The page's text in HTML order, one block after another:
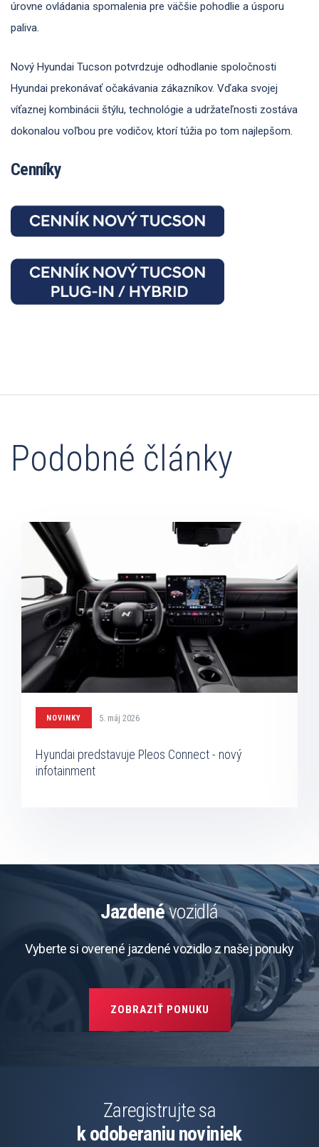
úrovne ovládania spomalenia pre väčšie pohodlie a úsporu
paliva.
Nový Hyundai Tucson potvrdzuje odhodlanie spoločnosti
Hyundai prekonávať očakávania zákazníkov. Vďaka svojej
víťaznej kombinácii štýlu, technológie a udržateľnosti zostáva
dokonalou voľbou pre vodičov, ktorí túžia po tom najlepšom.
Cenníky
Podobné články
NOVINKY 5. máj 2026
Hyundai predstavuje Pleos Connect - nový
infotainment
Jazdenévozidlá
Vyberte si overené jazdené vozidlo z našej ponuky
ZOBRAZIŤ PONUKU
Zaregistrujte sa
k odoberaniu noviniek